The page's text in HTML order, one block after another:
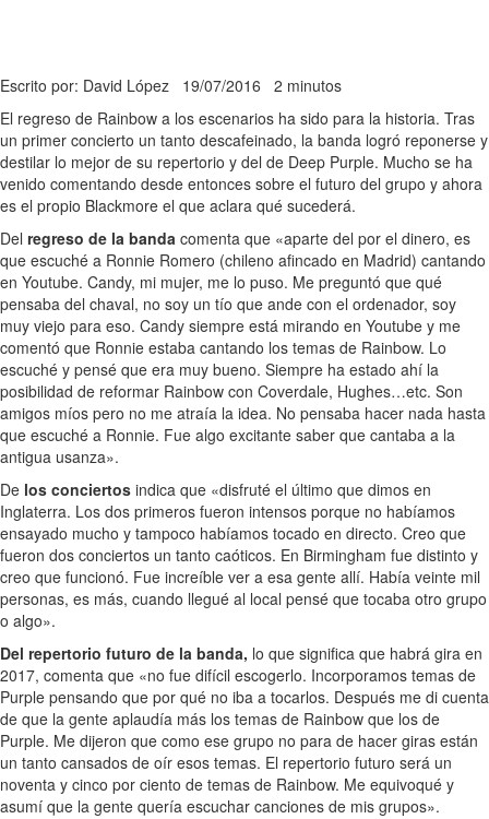
Escrito por: David López 19/07/2016 2 minutos
El regreso de Rainbow a los escenarios ha sido para la historia. Tras
un primer concierto un tanto descafeinado, la banda logró reponerse y
destilar lo mejor de su repertorio y del de Deep Purple. Mucho se ha
venido comentando desde entonces sobre el futuro del grupo y ahora
es el propio Blackmore el que aclara qué sucederá.
Del regreso de la banda comenta que «aparte del por el dinero, es
que escuché a Ronnie Romero (chileno afincado en Madrid) cantando
en Youtube. Candy, mi mujer, me lo puso. Me preguntó que qué
pensaba del chaval, no soy un tío que ande con el ordenador, soy
muy viejo para eso. Candy siempre está mirando en Youtube y me
comentó que Ronnie estaba cantando los temas de Rainbow. Lo
escuché y pensé que era muy bueno. Siempre ha estado ahí la
posibilidad de reformar Rainbow con Coverdale, Hughes…etc. Son
amigos míos pero no me atraía la idea. No pensaba hacer nada hasta
que escuché a Ronnie. Fue algo excitante saber que cantaba a la
antigua usanza».
De los conciertos indica que «disfruté el último que dimos en
Inglaterra. Los dos primeros fueron intensos porque no habíamos
ensayado mucho y tampoco habíamos tocado en directo. Creo que
fueron dos conciertos un tanto caóticos. En Birmingham fue distinto y
creo que funcionó. Fue increíble ver a esa gente allí. Había veinte mil
personas, es más, cuando llegué al local pensé que tocaba otro grupo
o algo».
Del repertorio futuro de la banda, lo que significa que habrá gira en
2017, comenta que «no fue difícil escogerlo. Incorporamos temas de
Purple pensando que por qué no iba a tocarlos. Después me di cuenta
de que la gente aplaudía más los temas de Rainbow que los de
Purple. Me dijeron que como ese grupo no para de hacer giras están
un tanto cansados de oír esos temas. El repertorio futuro será un
noventa y cinco por ciento de temas de Rainbow. Me equivoqué y
asumí que la gente quería escuchar canciones de mis grupos».